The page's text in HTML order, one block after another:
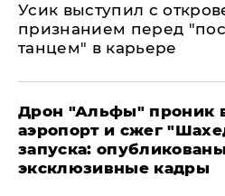
Усик выступил с
признанием перед
танцем" в карьере
Дрон "Альфы" проник
аэропорт и сжег
запуска: опубликованы
эксклюзивные кадры